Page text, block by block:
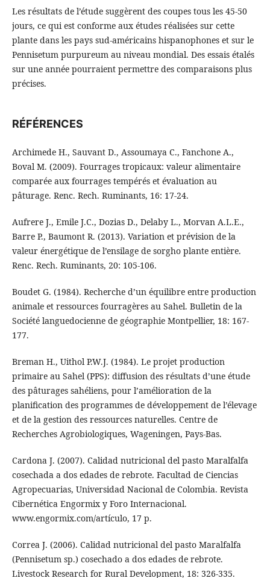
Les résultats de l’étude suggèrent des coupes tous les 45-50
jours, ce qui est conforme aux études réalisées sur cette
plante dans les pays sud-américains hispanophones et sur le
Pennisetum purpureum au niveau mondial. Des essais étalés
sur une année pourraient permettre des comparaisons plus
précises.
RÉFÉRENCES
Archimede H., Sauvant D., Assoumaya C., Fanchone A.,
Boval M. (2009). Fourrages tropicaux: valeur alimentaire
comparée aux fourrages tempérés et évaluation au
pâturage. Renc. Rech. Ruminants, 16: 17-24.
Aufrere J., Emile J.C., Dozias D., Delaby L., Morvan A.L.E.,
Barre P., Baumont R. (2013). Variation et prévision de la
valeur énergétique de l’ensilage de sorgho plante entière.
Renc. Rech. Ruminants, 20: 105-106.
Boudet G. (1984). Recherche d’un équilibre entre production
animale et ressources fourragères au Sahel. Bulletin de la
Société languedocienne de géographie Montpellier, 18: 167-
177.
Breman H., Uithol P.W.J. (1984). Le projet production
primaire au Sahel (PPS): diffusion des résultats d’une étude
des pâturages sahéliens, pour l’amélioration de la
planification des programmes de développement de l’élevage
et de la gestion des ressources naturelles. Centre de
Recherches Agrobiologiques, Wageningen, Pays-Bas.
Cardona J. (2007). Calidad nutricional del pasto Maralfalfa
cosechada a dos edades de rebrote. Facultad de Ciencias
Agropecuarias, Universidad Nacional de Colombia. Revista
Cibernética Engormix y Foro Internacional.
www.engormix.com/artículo, 17 p.
Correa J. (2006). Calidad nutricional del pasto Maralfalfa
(Pennisetum sp.) cosechado a dos edades de rebrote.
Livestock Research for Rural Development, 18: 326-335.